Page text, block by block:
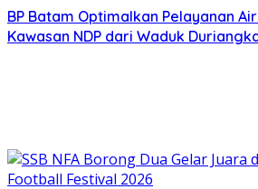
BP Batam Optimalkan Pelayanan
Kawasan NDP dari Waduk